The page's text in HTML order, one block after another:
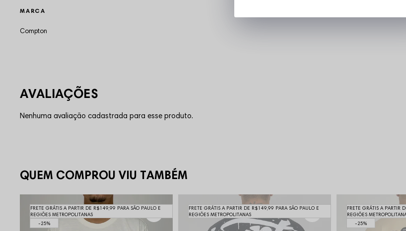
MARCA
Compton
Nenhuma avaliação cadastrada para esse produto.
QUEM COMPROU VIU TAMBÉM
25%
FRETE GRÁTIS A PARTIR DE R$149,99 PARA SÃO PAULO E
REGIÕES METROPOLITANAS
FRETE GRÁTIS A PARTIR DE R$149,99 PARA SÃO PAULO E
REGIÕES METROPOLITANAS
25%
FRETE GRÁTIS A PARTIR
REGIÕES